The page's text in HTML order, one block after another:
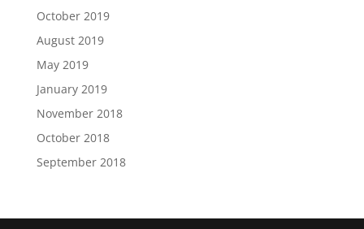
October 2019
August 2019
May 2019
January 2019
November 2018
October 2018
September 2018